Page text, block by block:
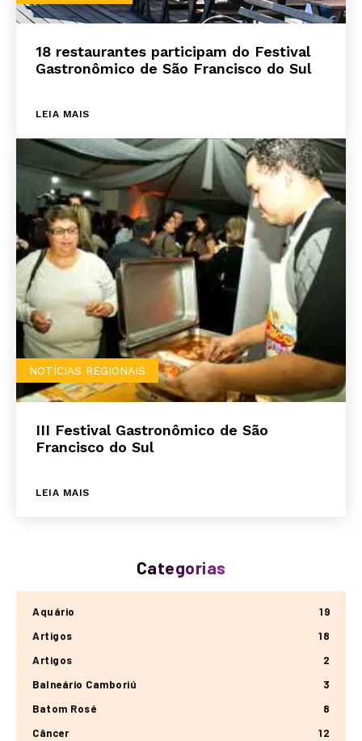
18 restaurantes participam do Festival
Gastronômico de São Francisco do Sul
LEIA MAIS
NOTÍCIAS REGIONAIS
III Festival Gastronômico de São
Francisco do Sul
LEIA MAIS
Categorias
Aquário
19
Artigos
18
Artigos
2
Balneário Camboriú
3
Batom Rosé
8
Câncer
12